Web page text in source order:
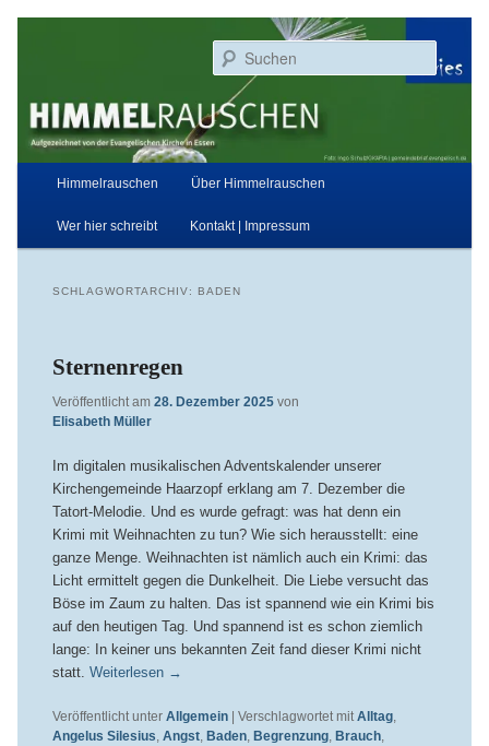
Himmelrauschen
Aufgezeichnet von der Evangelischen Kirche in Essen
Hauptmenü
Himmelrauschen Über Himmelrauschen
Wer hier schreibt Kontakt | Impressum
SCHLAGWORTARCHIV: BADEN
Sternenregen
Veröffentlicht am 28. Dezember 2025 von
Elisabeth Müller
Im digitalen musikalischen Adventskalender unserer
Kirchengemeinde Haarzopf erklang am 7. Dezember die
Tatort-Melodie. Und es wurde gefragt: was hat denn ein
Krimi mit Weihnachten zu tun? Wie sich herausstellt: eine
ganze Menge. Weihnachten ist nämlich auch ein Krimi: das
Licht ermittelt gegen die Dunkelheit. Die Liebe versucht das
Böse im Zaum zu halten. Das ist spannend wie ein Krimi bis
auf den heutigen Tag. Und spannend ist es schon ziemlich
lange: In keiner uns bekannten Zeit fand dieser Krimi nicht
statt. Weiterlesen →
Veröffentlicht unter Allgemein | Verschlagwortet mit Alltag,
Angelus Silesius Angst, Baden, Begrenzung, Brauch,